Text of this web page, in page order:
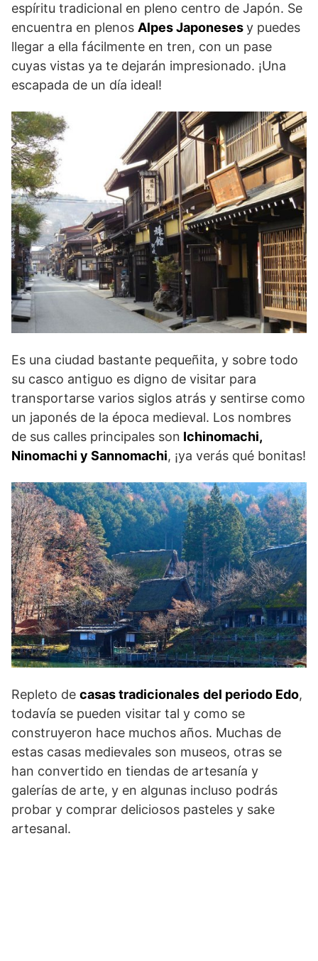
espíritu tradicional en pleno centro de Japón. Se
encuentra en plenos Alpes Japonesesy puedes
llegar a ella fácilmente en tren, con un pase
cuyas vistas ya te dejarán impresionado. ¡Una
escapada de un día ideal!
Es una ciudad bastante pequeñita, y sobre todo
su casco antiguo es digno de visitar para
transportarse varios siglos atrás y sentirse como
un japonés de la época medieval. Los nombres
de sus calles principales son Ichinomachi,
Ninomachi y Sannomachi, ¡ya verás qué bonitas!
Repleto de casas tradicionales del periodo Edo,
todavía se pueden visitar tal y como se
construyeron hace muchos años. Muchas de
estas casas medievales son museos, otras se
han convertido en tiendas de artesanía y
galerías de arte, y en algunas incluso podrás
probar y comprar deliciosos pasteles y sake
artesanal.